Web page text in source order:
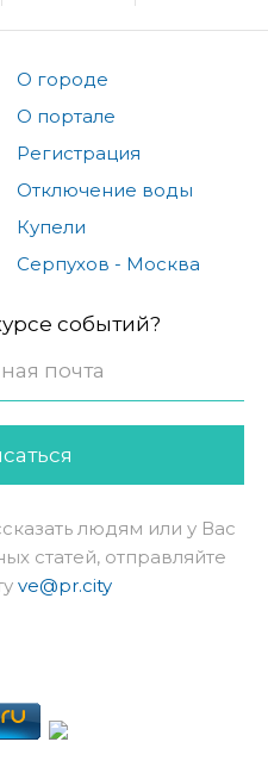
О городе
О портале
Регистрация
Отключение воды
Купели
Серпухов - Москва
событий?
людям или у Вас
статей, отправляйте
ve@pr.city